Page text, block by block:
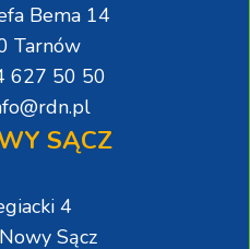
Bema 14
Tarnów
627 50 50
SĄCZ
4
Sącz